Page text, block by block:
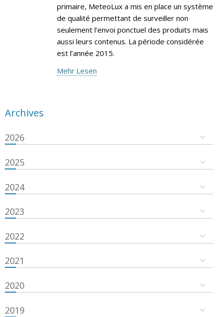
primaire, MeteoLux a mis en place un système
de qualité permettant de surveiller non
seulement l’envoi ponctuel des produits mais
aussi leurs contenus. La période considérée
est l’année 2015.
Mehr Lesen
Archives
2026
2025
2024
2023
2022
2021
2020
2019